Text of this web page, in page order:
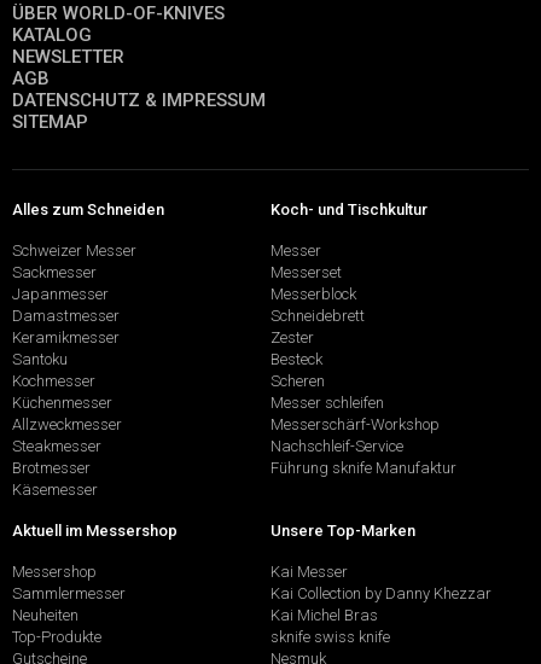
ÜBER WORLD-OF-KNIVES
KATALOG
NEWSLETTER
AGB
DATENSCHUTZ & IMPRESSUM
SITEMAP
Alles zum Schneiden
Schweizer Messer
Sackmesser
Japanmesser
Damastmesser
Keramikmesser
Santoku
Kochmesser
Küchenmesser
Allzweckmesser
Steakmesser
Brotmesser
Käsemesser
Koch- und Tischkultur
Messer
Messerset
Messerblock
Schneidebrett
Zester
Besteck
Scheren
Messer schleifen
Messerschärf-Workshop
Nachschleif-Service
Führung sknife Manufaktur
Aktuell im Messershop
Messershop
Sammlermesser
Neuheiten
Top-Produkte
Gutscheine
Unsere Top-Marken
Kai Messer
Kai Collection by Danny Khezzar
Kai Michel Bras
sknife swiss knife
Nesmuk